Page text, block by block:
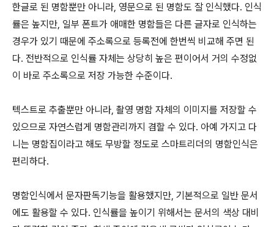
한글로 된 명함뿐만 아니라, 영문으로 된 명함도 잘 인식했다. 인식
률은 높지만, 일부 폰트가 애매한 명함들은 다른 글자로 인식하는
경우가 있기 때문에 주소록으로 등록전에 한번씩 비교해 주면 된
다. 전반적으로 인식률 자체는 상당히 높은 편이어서 거의 수정없
이 바로 주소록으로 저장 가능한 수준이다.
텍스트로 추출뿐만 아니라, 촬영 명함 자체의 이미지를 저장할 수
있으므로 자연스럽게 명함관리까지 겸할 수 있다. 아예 가지고 다
니는 명함집이라고 해도 무방할 정도로 스마트리더의 명함인식은
편리하다.
명함인식에서 문자판독기능을 활용했지만, 기본적으로 일반 문서
에도 활용할 수 있다. 인식률을 높이기 위해서는 문서의 색상 대비